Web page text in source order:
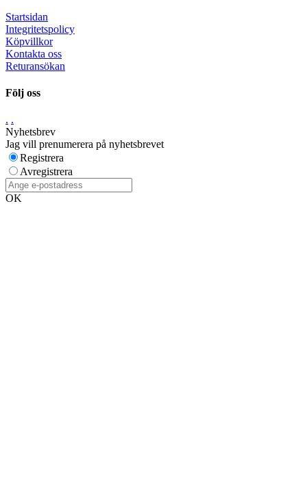
Startsidan
Integritetspolicy
Köpvillkor
Kontakta oss
Returansökan
Följ oss
. .
Nyhetsbrev
Jag vill prenumerera på nyhetsbrevet
Registrera
Avregistrera
OK